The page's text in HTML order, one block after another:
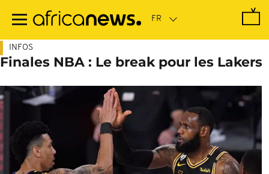
contenu
INFOS
Finales NBA : Le break pour les Lakers